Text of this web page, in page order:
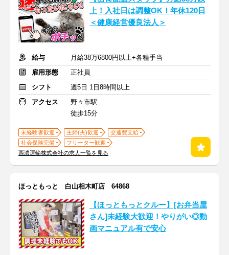
上！入社日は調整OK！年休120日
＜健康経営優良法人＞
給与
月給38万6800円以上+各種手当
雇用形態
正社員
シフト
週5日 1日8時間以上
アクセス
野々市駅
徒歩15分
未経験者歓迎 主婦(夫)歓迎
交通費支給
社会保険完備
フリーター歓迎
西濃運輸株式会社の求人一覧を見る
ほっともっと 白山相木町店 64868
【ほっともっとクルー】[お弁当屋
さん]未経験大歓迎！やりがい◎動
画マニュアル有で安心